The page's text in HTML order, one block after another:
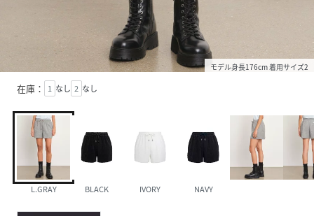
モデル身長176cm 着用サイズ2
在庫： 1 なし 2 なし
L.GRAY BLACK IVORY NAVY